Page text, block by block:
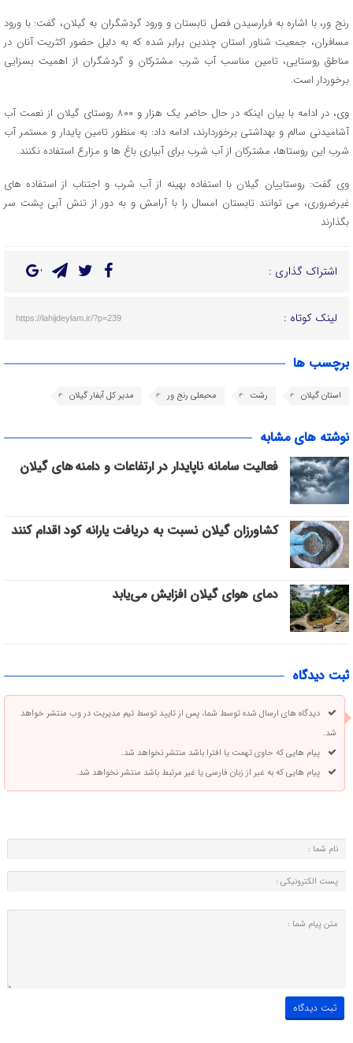
رنج ور، با اشاره به فرارسیدن فصل تابستان و ورود گردشگران به گیلان، گفت: با ورود
مسافران، جمعیت شناور استان چندین برابر شده که به دلیل حضور اکثریت آنان در
مناطق روستایی، تامین مناسب آب شرب مشترکان و گردشگران از اهمیت بسزایی
برخوردار است.
وی، در ادامه با بیان اینکه در حال حاضر یک هزار و ۸۰۰ روستای گیلان از نعمت آب
آشامیدنی سالم و بهداشتی برخوردارند، ادامه داد: به منظور تامین پایدار و مستمر آب
شرب این روستاها، مشترکان از آب شرب برای آبیاری باغ ها و مزارع استفاده نکنند.
وی گفت: روستاییان گیلان با استفاده بهینه از آب شرب و اجتناب از استفاده های
غیرضروری، می توانند تابستان امسال را با آرامش و به دور از تنش آبی پشت سر
بگذارند
اشتراک گذاری :
لینک کوتاه : https://lahijdeylam.ir/?p=239
برچسب ها
استان گیلان رشت محبعلی رنج ور مدیر کل آبفار گیلان
نوشته های مشابه
فعالیت سامانه ناپایدار در ارتفاعات و دامنه های گیلان
کشاورزان گیلان نسبت به دریافت یارانه کود اقدام کنند
دمای هوای گیلان افزایش می‌یابد
ثبت دیدگاه
دیدگاه های ارسال شده توسط شما، پس از تایید توسط تیم مدیریت در وب منتشر خواهد
شد.
پیام هایی که حاوی تهمت یا افترا باشد منتشر نخواهد شد.
پیام هایی که به غیر از زبان فارسی یا غیر مرتبط باشد منتشر نخواهد شد.